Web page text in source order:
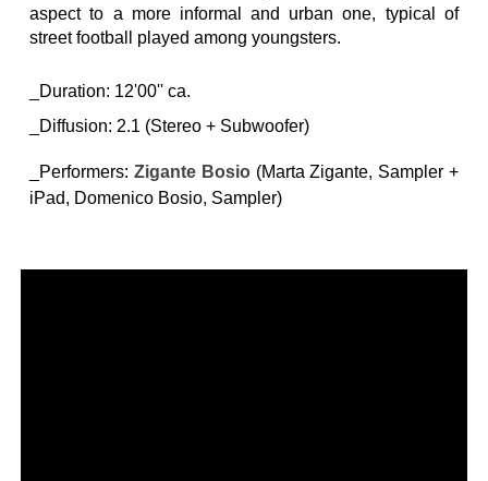
aspect to a more informal and urban one, typical of
street football played among youngsters.
_Duration: 12'00'' ca.
Diffusion: 2.1 (Stereo + Subwoofer)
_Performers: Zigante Bosio(Marta Zigante, Sampler +
iPad, Domenico Bosio, Sampler)